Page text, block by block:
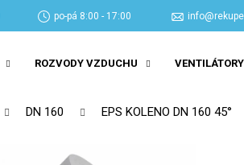
po-pá 8:00 - 17:00
ROZVODY VZDUCHU VENTILÁTORY
DN 160 EPS KOLENO DN 160 45°